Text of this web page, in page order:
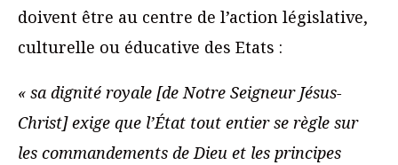
doivent être au centre de l’action législative,
culturelle ou éducative des Etats :
« sa dignité royale [de Notre Seigneur Jésus-
Christ] exige que l’État tout entier se règle sur
les commandements de Dieu et les principes